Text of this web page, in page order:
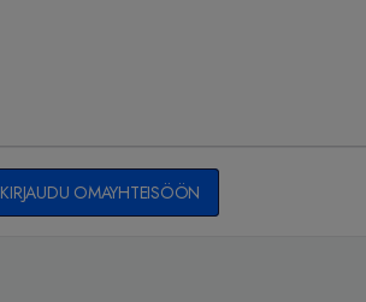
KIRJAUDU OMAYHTEISÖÖN